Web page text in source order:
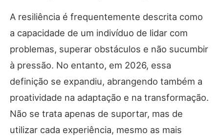
A resiliência é frequentemente descrita como
a capacidade de um indivíduo de lidar com
problemas, superar obstáculos e não sucumbir
à pressão. No entanto, em 2026, essa
definição se expandiu, abrangendo também a
proatividade na adaptação e na transformação.
Não se trata apenas de suportar, mas de
utilizar cada experiência, mesmo as mais